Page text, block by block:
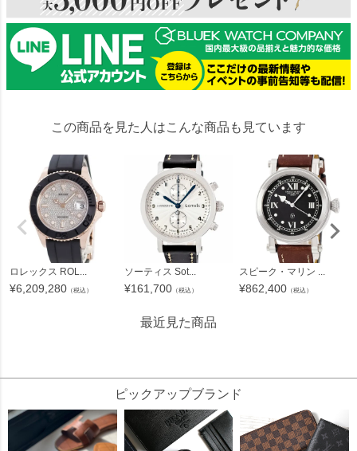
この商品を見た人はこんな商品も見ています
ロレックス ROL...
¥6,209,280 （税込）
ソーティス Sot...
¥161,700 （税込）
スピーク・マリン ...
¥862,400 （税込）
最近見た商品
ピックアップブランド